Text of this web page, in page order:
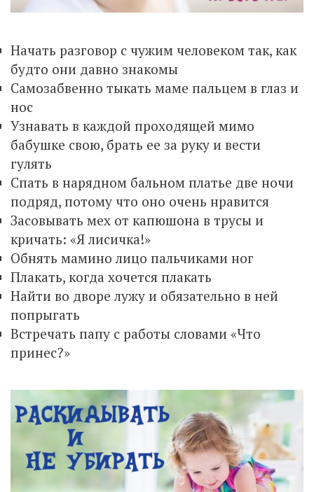
Начать разговор с чужим человеком так, как
будто они давно знакомы
Самозабвенно тыкать маме пальцем в глаз и
нос
Узнавать в каждой проходящей мимо
бабушке свою, брать ее за руку и вести
гулять
Спать в нарядном бальном платье две ночи
подряд, потому что оно очень нравится
Засовывать мех от капюшона в трусы и
кричать: «Я лисичка!»
Обнять мамино лицо пальчиками ног
Плакать, когда хочется плакать
Найти во дворе лужу и обязательно в ней
попрыгать
Встречать папу с работы словами «Что
принес?»